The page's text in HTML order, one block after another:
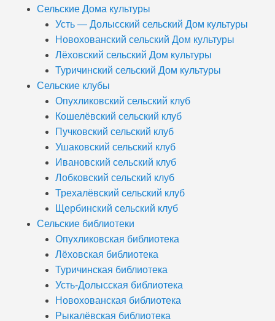
Сельские Дома культуры
Усть — Долысский сельский Дом культуры
Новохованский сельский Дом культуры
Лёховский сельский Дом культуры
Туричинский сельский Дом культуры
Сельские клубы
Опухликовский сельский клуб
Кошелёвский сельский клуб
Пучковский сельский клуб
Ушаковский сельский клуб
Ивановский сельский клуб
Лобковский сельский клуб
Трехалёвский сельский клуб
Щербинский сельский клуб
Сельские библиотеки
Опухликовская библиотека
Лёховская библиотека
Туричинская библиотека
Усть-Долысская библиотека
Новохованская библиотека
Рыкалёвская библиотека